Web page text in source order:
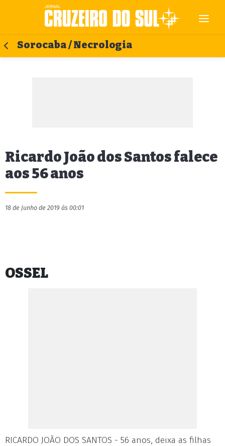
Sorocaba / Necrologia
Ricardo João dos Santos falece
aos 56 anos
18 de Junho de 2019 às 00:01
OSSEL
RICARDO JOÃO DOS SANTOS - 56 anos, deixa as filhas